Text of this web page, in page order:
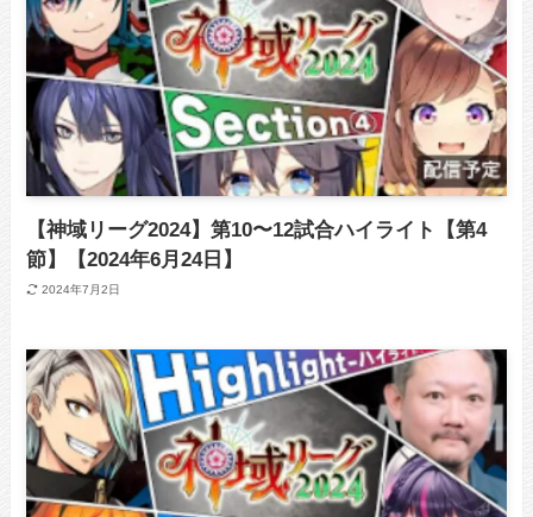
【神域リーグ2024】第10〜12試合ハイライト【第4
節】【2024年6月24日】
2024年7月2日